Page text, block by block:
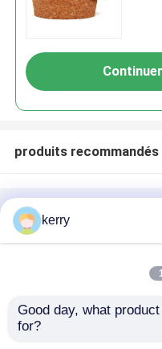
Continuer
produits recommandés
Plan du site
Qualité
kerry
Good day, what
for?